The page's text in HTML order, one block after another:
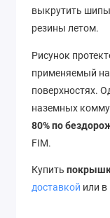
выкрутить
резины летом.
Рисунок
применяемый
поверхностях.
наземных
80% по
FIM.
Купить
доставкой или